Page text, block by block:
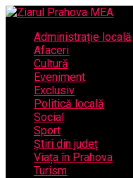
Administrație locală
Afaceri
Cultură
Eveniment
Exclusiv
Politică locală
Social
Sport
Știri din județ
Viața în Prahova
Turism